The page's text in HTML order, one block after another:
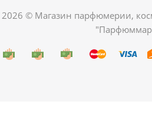
2026 © Магазин парфюмерии,